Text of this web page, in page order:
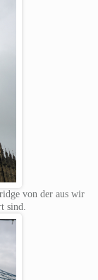
von der aus wir
sind.